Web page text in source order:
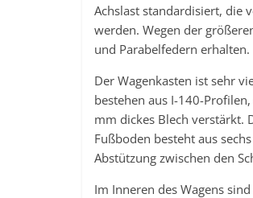
Achslast standardisiert, die
werden. Wegen der
und Parabelfedern erhalten.
Der Wagenkasten ist sehr
bestehen aus I-140-
mm dickes Blech verstärkt.
Fußboden besteht aus
Abstützung zwischen den
Im Inneren des Wagens